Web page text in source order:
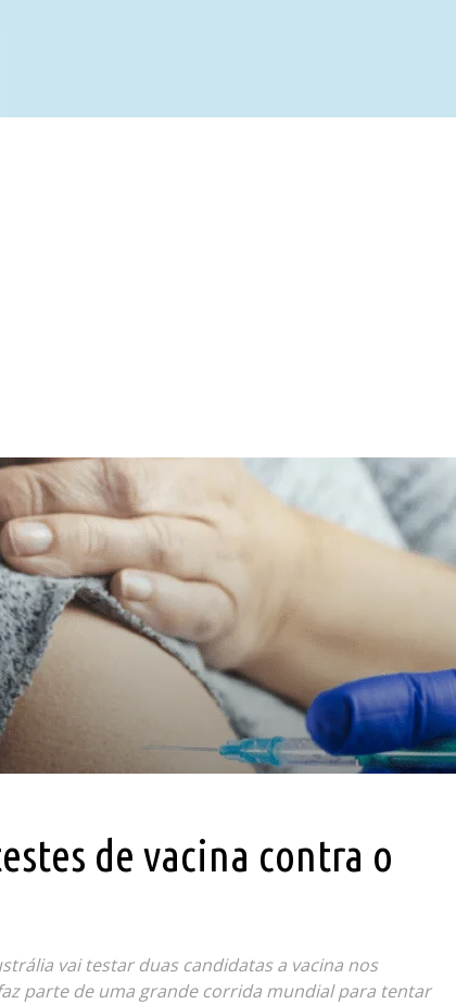
de vacina contra o
vai testar duas candidatas a vacina nos
parte de uma grande corrida mundial para tentar